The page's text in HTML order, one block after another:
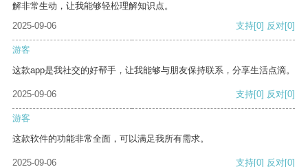
解非常生动，让我能够轻松理解知识点。
2025-09-06
支持[0] 反对[0]
游客
这款app是我社交的好帮手，让我能够与朋友保持联系，分享生活点滴。
2025-09-06 支持[0] 反对[0]
游客
这款软件的功能非常全面，可以满足我所有需求。
2025-09-06 支持[0] 反对[0]